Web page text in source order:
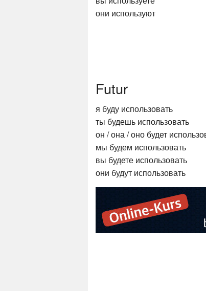
они используют
Futur
я буду использовать
ты будешь использовать
он / она / оно будет
мы будем использовать
вы будете использовать
они будут использовать